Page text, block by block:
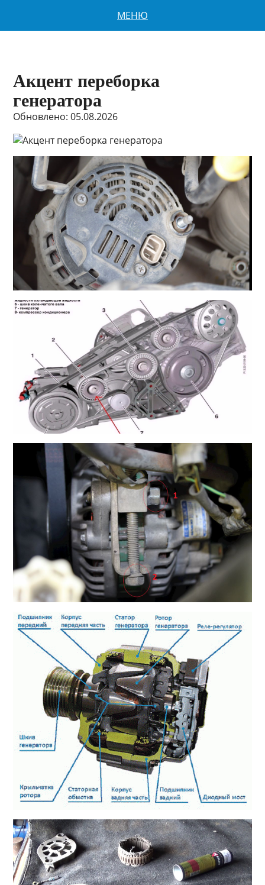
МЕНЮ
Акцент переборка
генератора
Обновлено: 05.08.2026